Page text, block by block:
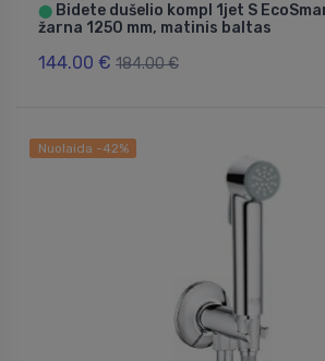
⬤ Bidete dušelio kompl 1jet S
žarna 1250 mm, matinis baltas
144.00 € 184.00 €
Nuolaida -42%